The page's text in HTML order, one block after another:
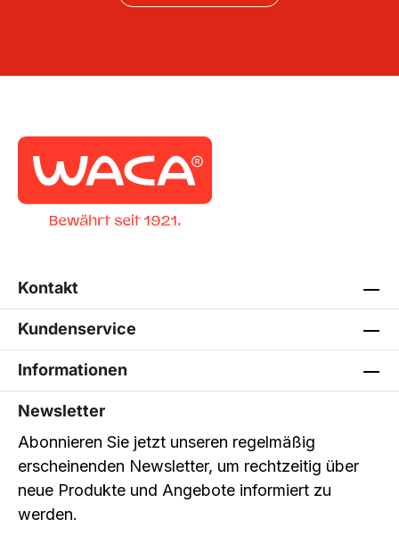
Kontakt
Kundenservice
Informationen
Newsletter
Abonnieren Sie jetzt unseren regelmäßig
erscheinenden Newsletter, um rechtzeitig über
neue Produkte und Angebote informiert zu
werden.